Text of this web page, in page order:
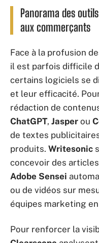
Panorama des
aux commerçants
Face à la profusion
il est parfois difficile
certains logiciels se
et leur efficacité.
rédaction de
ChatGPT, Jasper ou
de textes
produits. Writesonic
concevoir des
Adobe Sensei
ou de vidéos sur
équipes marketing
Pour renforcer la